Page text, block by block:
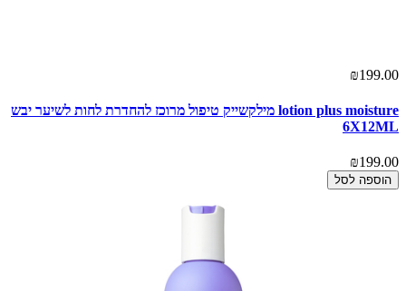
₪199.00
lotion plus moisture מילקשייק טיפול מרוכז להחדרת לחות לשיער יבש
6X12ML
₪199.00
הוספה לסל